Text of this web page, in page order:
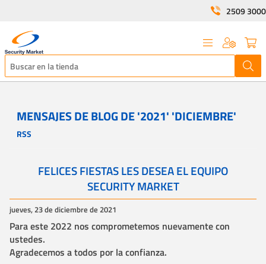
2509 3000
MENSAJES DE BLOG DE '2021' 'DICIEMBRE'
RSS
FELICES FIESTAS LES DESEA EL EQUIPO
SECURITY MARKET
jueves, 23 de diciembre de 2021
Para este 2022 nos comprometemos nuevamente con
ustedes.
Agradecemos a todos por la confianza.